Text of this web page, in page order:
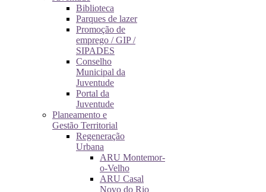
Biblioteca
Parques de lazer
Promoção de
emprego / GIP /
SIPADES
Conselho
Municipal da
Juventude
Portal da
Juventude
Planeamento e
Gestão Territorial
Regeneração
Urbana
ARU Montemor-
o-Velho
ARU Casal
Novo do Rio